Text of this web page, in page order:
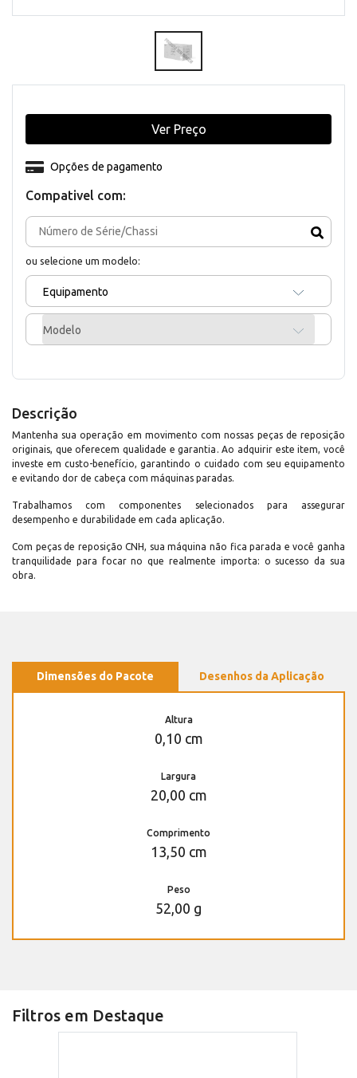
Compativel com:
ou selecione um modelo:
Equipamento
Modelo
Opções de pagamento
Ver Preço
Descrição
Mantenha sua operação em movimento com nossas peças de reposição
originais, que oferecem qualidade e garantia. Ao adquirir este item, você
investe em custo-benefício, garantindo o cuidado com seu equipamento
e evitando dor de cabeça com máquinas paradas.
Trabalhamos com componentes selecionados para assegurar
desempenho e durabilidade em cada aplicação.
Com peças de reposição CNH, sua máquina não fica parada e você ganha
tranquilidade para focar no que realmente importa: o sucesso da sua
obra.
Dimensões do Pacote Desenhos da Aplicação
Altura
0,10 cm
Largura
20,00 cm
Comprimento
13,50 cm
Peso
52,00 g
Filtros em Destaque